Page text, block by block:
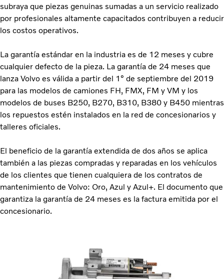
subraya que piezas genuinas sumadas a un servicio realizado
por profesionales altamente capacitados contribuyen a reducir
los costos operativos.
La garantía estándar en la industria es de 12 meses y cubre
cualquier defecto de la pieza. La garantía de 24 meses que
lanza Volvo es válida a partir del 1° de septiembre del 2019
para las modelos de camiones FH, FMX, FM y VM y los
modelos de buses B250, B270, B310, B380 y B450 mientras
los repuestos estén instalados en la red de concesionarios y
talleres oficiales.
El beneficio de la garantía extendida de dos años se aplica
también a las piezas compradas y reparadas en los vehículos
de los clientes que tienen cualquiera de los contratos de
mantenimiento de Volvo: Oro, Azul y Azul+. El documento que
garantiza la garantía de 24 meses es la factura emitida por el
concesionario.